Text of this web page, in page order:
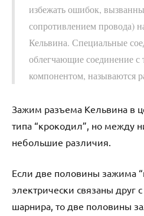
избежать ошибок,
сопротивлением провода)
Кельвина. Специальные
облегчающие соединение с
компонентом, называются
Зажим разъема Кельвина в
типа “крокодил”, но между
небольшие различия.
Если две половины зажима
электрически связаны друг
шарнира, то две половины